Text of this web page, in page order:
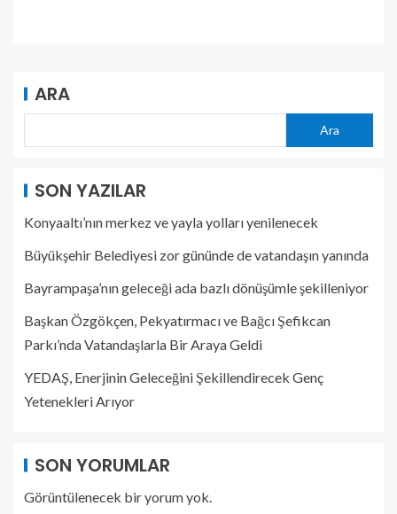
ARA
Ara
SON YAZILAR
Konyaaltı’nın merkez ve yayla yolları yenilenecek
Büyükşehir Belediyesi zor gününde de vatandaşın yanında
Bayrampaşa’nın geleceği ada bazlı dönüşümle şekilleniyor
Başkan Özgökçen, Pekyatırmacı ve Bağcı Şefikcan
Parkı’nda Vatandaşlarla Bir Araya Geldi
YEDAŞ, Enerjinin Geleceğini Şekillendirecek Genç
Yetenekleri Arıyor
SON YORUMLAR
Görüntülenecek bir yorum yok.